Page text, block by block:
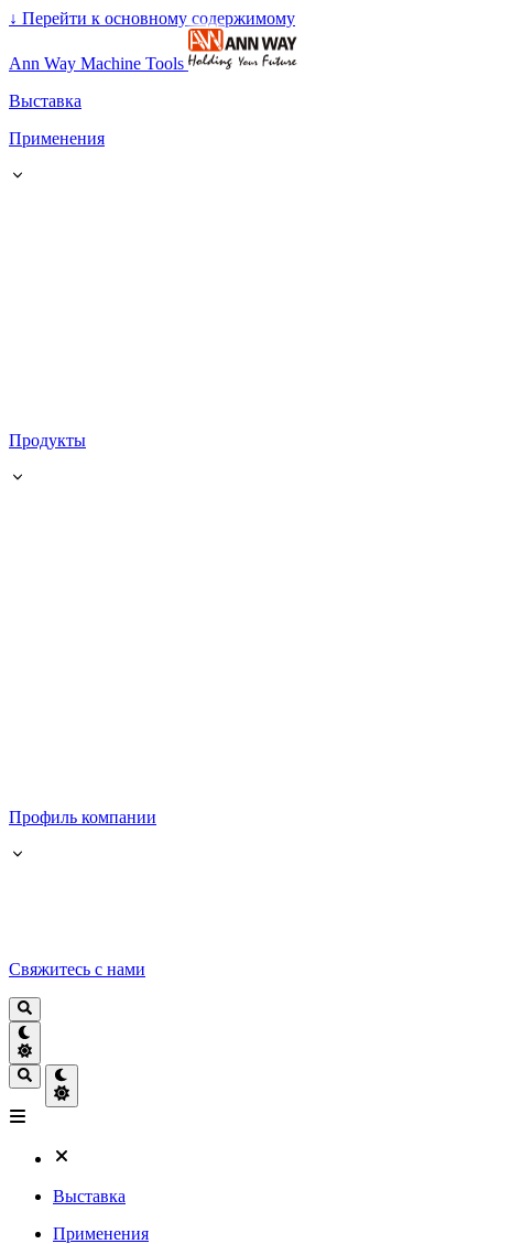
↓ Перейти к основному содержимому
Ann Way Machine Tools
Выставка
Применения
Продукты
Профиль компании
Свяжитесь с нами
Выставка
Применения